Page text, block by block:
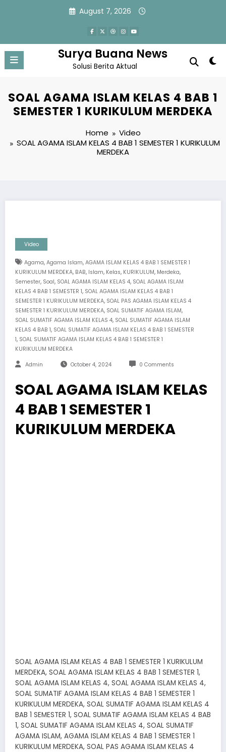
August 7, 2026
Surya Buana News
Solusi Berita Aktual
SOAL AGAMA ISLAM KELAS 4 BAB 1
SEMESTER 1 KURIKULUM MERDEKA
Home
Video
SOAL AGAMA ISLAM KELAS 4 BAB 1 SEMESTER 1 KURIKULUM
MERDEKA
Video
Agama, Agama Islam, AGAMA ISLAM KELAS 4 BAB 1 SEMESTER 1
KURIKULUM MERDEKA, BAB, Islam, Kelas, KURIKULUM, Merdeka,
Semester, Soal, SOAL AGAMA ISLAM KELAS 4, SOAL AGAMA ISLAM
KELAS 4 BAB 1 SEMESTER 1, SOAL AGAMA ISLAM KELAS 4 BAB 1
SEMESTER 1 KURIKULUM MERDEKA, SOAL PAS AGAMA ISLAM KELAS 4
SEMESTER 1 KURIKULUM MERDEKA, SOAL SUMATIF AGAMA ISLAM,
SOAL SUMATIF AGAMA ISLAM KELAS 4, SOAL SUMATIF AGAMA ISLAM
KELAS 4 BAB 1, SOAL SUMATIF AGAMA ISLAM KELAS 4 BAB 1 SEMESTER
1, SOAL SUMATIF AGAMA ISLAM KELAS 4 BAB 1 SEMESTER 1
KURIKULUM MERDEKA
Admin October 4, 2024 0 Comments
SOAL AGAMA ISLAM KELAS
4 BAB 1 SEMESTER 1
KURIKULUM MERDEKA
SOAL AGAMA ISLAM KELAS 4 BAB 1 SEMESTER 1 KURIKULUM
MERDEKA, SOAL AGAMA ISLAM KELAS 4 BAB 1 SEMESTER 1,
SOAL AGAMA ISLAM KELAS 4, SOAL AGAMA ISLAM KELAS 4,
SOAL SUMATIF AGAMA ISLAM KELAS 4 BAB 1 SEMESTER 1
KURIKULUM MERDEKA, SOAL SUMATIF AGAMA ISLAM KELAS 4
BAB 1 SEMESTER 1, SOAL SUMATIF AGAMA ISLAM KELAS 4 BAB
1, SOAL SUMATIF AGAMA ISLAM KELAS 4, SOAL SUMATIF
AGAMA ISLAM, AGAMA ISLAM KELAS 4 BAB 1 SEMESTER 1
KURIKULUM MERDEKA, SOAL PAS AGAMA ISLAM KELAS 4